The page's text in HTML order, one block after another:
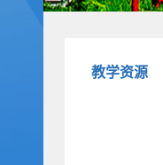
教学资源